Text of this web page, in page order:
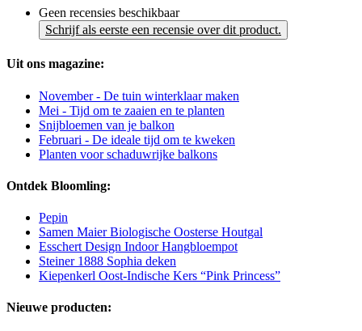
Geen recensies beschikbaar
Schrijf als eerste een recensie over dit product.
Uit ons magazine:
November - De tuin winterklaar maken
Mei - Tijd om te zaaien en te planten
Snijbloemen van je balkon
Februari - De ideale tijd om te kweken
Planten voor schaduwrijke balkons
Ontdek Bloomling:
Pepin
Samen Maier Biologische Oosterse Houtgal
Esschert Design Indoor Hangbloempot
Steiner 1888 Sophia deken
Kiepenkerl Oost-Indische Kers “Pink Princess”
Nieuwe producten: